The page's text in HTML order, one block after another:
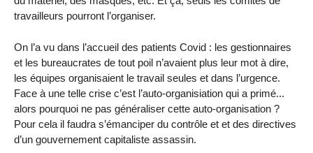
travailleurs pourront l’organiser.
On l’a vu dans l’accueil des patients Covid : les gestionnaires
et les bureaucrates de tout poil n’avaient plus leur mot à dire,
les équipes organisaient le travail seules et dans l’urgence.
Face à une telle crise c’est l’auto-organisiation qui a primé...
alors pourquoi ne pas généraliser cette auto-organisation ?
Pour cela il faudra s’émanciper du contrôle et et des directives
d’un gouvernement capitaliste assassin.